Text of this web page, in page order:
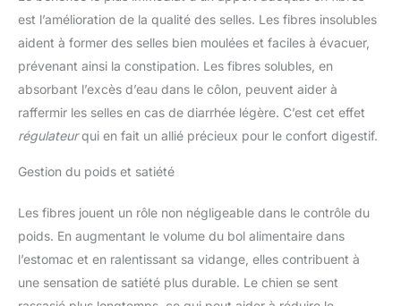
est l’amélioration de la qualité des selles. Les fibres insolubles
aident à former des selles bien moulées et faciles à évacuer,
prévenant ainsi la constipation. Les fibres solubles, en
absorbant l’excès d’eau dans le côlon, peuvent aider à
raffermir les selles en cas de diarrhée légère. C’est cet effet
régulateurqui en fait un allié précieux pour le confort digestif.
Gestion du poids et satiété
Les fibres jouent un rôle non négligeable dans le contrôle du
poids. En augmentant le volume du bol alimentaire dans
l’estomac et en ralentissant sa vidange, elles contribuent à
une sensation de satiété plus durable. Le chien se sent